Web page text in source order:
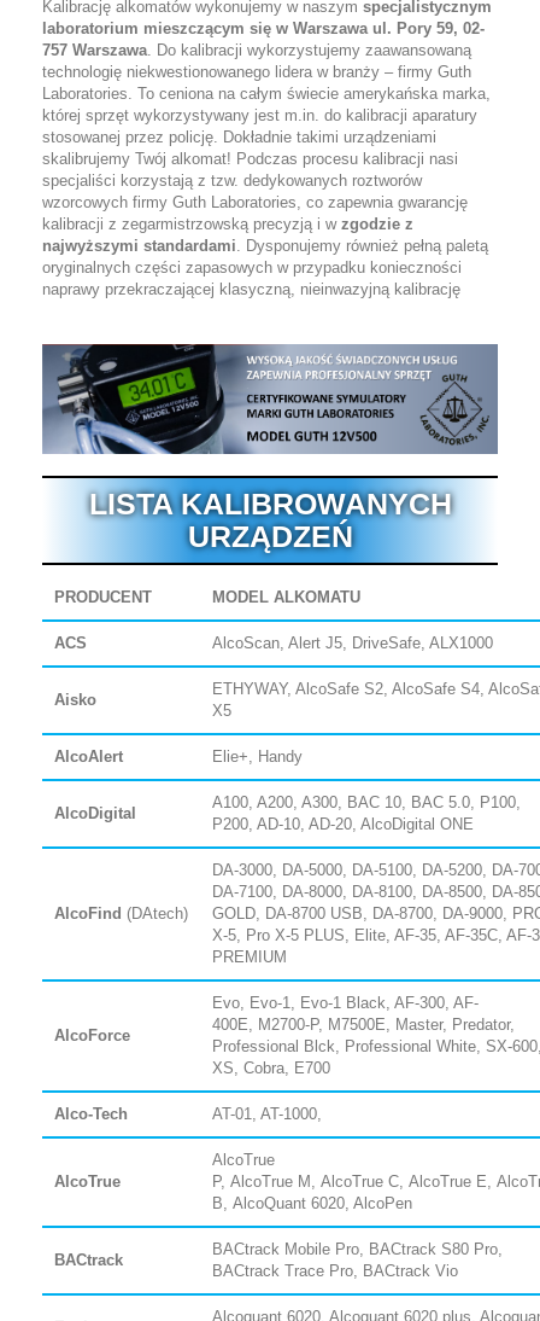
Kalibrację alkomatów wykonujemy w naszym specjalistycznym
laboratorium mieszczącym się w Warszawa ul. Pory 59, 02-
757 Warszawa. Do kalibracji wykorzystujemy zaawansowaną
technologię niekwestionowanego lidera w branży – firmy Guth
Laboratories. To ceniona na całym świecie amerykańska marka,
której sprzęt wykorzystywany jest m.in. do kalibracji aparatury
stosowanej przez policję. Dokładnie takimi urządzeniami
skalibrujemy Twój alkomat! Podczas procesu kalibracji nasi
specjaliści korzystają z tzw. dedykowanych roztworów
wzorcowych firmy Guth Laboratories, co zapewnia gwarancję
kalibracji z zegarmistrzowską precyzją i w zgodzie z
najwyższymi standardami. Dysponujemy również pełną paletą
oryginalnych części zapasowych w przypadku konieczności
naprawy przekraczającej klasyczną, nieinwazyjną kalibrację
LISTA KALIBROWANYCH
URZĄDZEŃ
PRODUCENT MODEL ALKOMATU
ACS AlcoScan, Alert J5, DriveSafe, ALX1000
Aisko
ETHYWAY, AlcoSafe S2, AlcoSafe S4,
X5
AlcoAlert Elie+, Handy
AlcoDigital
A100, A200, A300, BAC 10, BAC 5.0, P100,
P200, AD-10, AD-20, AlcoDigital ONE
AlcoFind (DAtech)
DA-3000, DA-5000, DA-5100, DA-5200, DA-
DA-7100, DA-8000, DA-8100, DA-8500, DA-
GOLD, DA-8700 USB, DA-8700, DA-9000,
X-5, Pro X-5 PLUS, Elite, AF-35, AF-35C, AF-
PREMIUM
AlcoForce
Evo, Evo-1, Evo-1 Black, AF-300, AF-
400E, M2700-P, M7500E, Master, Predator,
Professional Blck, Professional White, SX-
XS, Cobra, E700
Alco-Tech AT-01, AT-1000,
AlcoTrue
AlcoTrue
P, AlcoTrue M, AlcoTrue C, AlcoTrue E,
B, AlcoQuant 6020 , AlcoPen
BACtrack
BACtrack Mobile Pro, BACtrack S80 Pro,
BACtrack Trace Pro, BACtrack Vio
Alcoquant 6020, Alcoquant 6020 plus,